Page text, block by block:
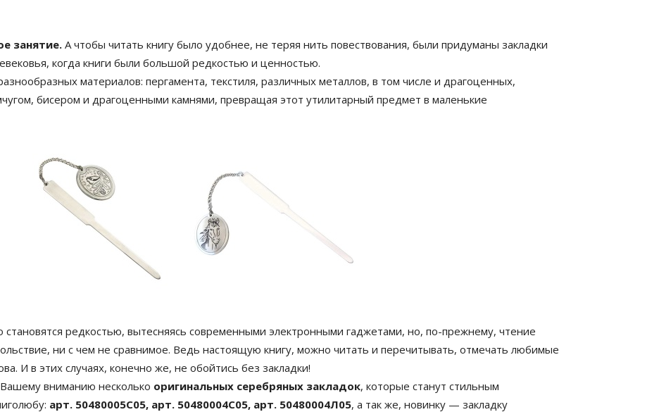
занятие. А чтобы читать книгу было удобнее, не теряя нить повествования, были придуманы закладки
когда книги были большой редкостью и ценностью.
материалов: пергамента, текстиля, различных металлов, в том числе и драгоценных,
бисером и драгоценными камнями, превращая этот утилитарный предмет в маленькие
редкостью, вытесняясь современными электронными гаджетами, но, по-прежнему, чтение
ни с чем не сравнимое. Ведь настоящую книгу, можно читать и перечитывать, отмечать любимые
И в этих случаях, конечно же, не обойтись без закладки!
вниманию несколько оригинальных серебряных закладок, которые станут стильным
арт. 50480005С05, арт. 50480004С05, арт. 50480004Л05, а так же, новинку — закладку